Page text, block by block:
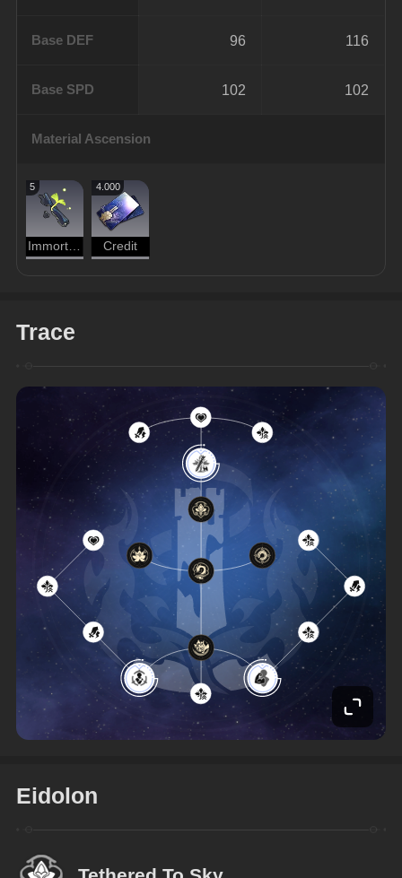
Base DEF 96 116
Base SPD 102 102
Material Ascension
5
Immortal Scionette
4.000
Credit
Trace
Eidolon